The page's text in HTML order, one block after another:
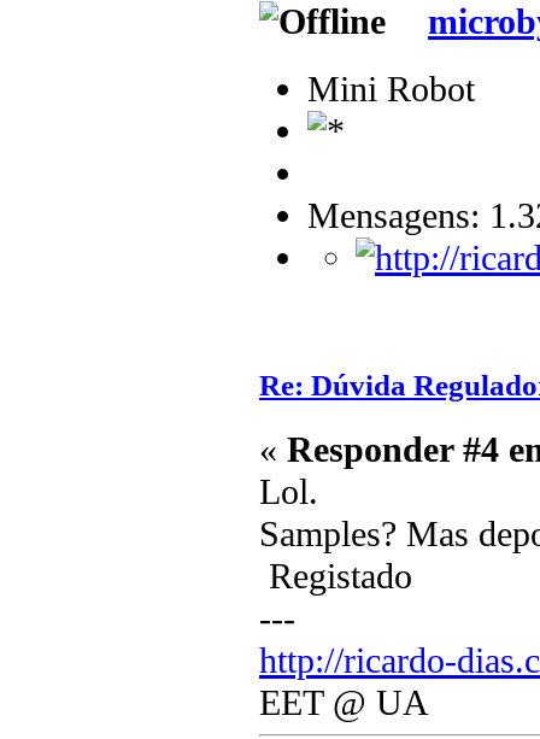
Mini Robot
Mensagens:
Re: Dúvida
« Responder #4
Lol.
Samples? Mas
Registado
---
http://ricardo-
EET @ UA